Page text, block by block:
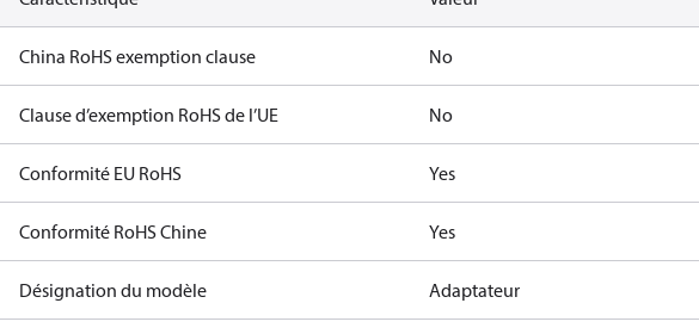
China RoHS exemption clause No
Clause d’exemption RoHS de l’UE No
Conformité EU RoHS Yes
Conformité RoHS Chine Yes
Désignation du modèle Adaptateur